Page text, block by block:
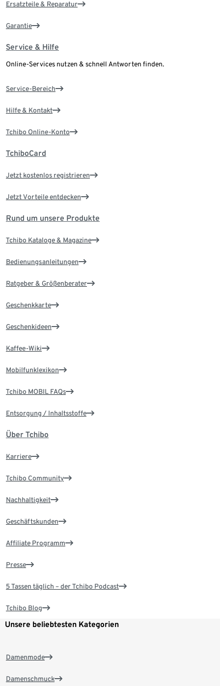
Ersatzteile & Reparatur
Garantie
Service & Hilfe
Online-Services nutzen & schnell Antworten finden.
Service-Bereich
Hilfe & Kontakt
Tchibo Online-Konto
TchiboCard
Jetzt kostenlos registrieren
Jetzt Vorteile entdecken
Rund um unsere Produkte
Tchibo Kataloge & Magazine
Bedienungsanleitungen
Ratgeber & Größenberater
Geschenkkarte
Geschenkideen
Kaffee-Wiki
Mobilfunklexikon
Tchibo MOBIL FAQs
Entsorgung / Inhaltsstoffe
Über Tchibo
Karriere
Tchibo Community
Nachhaltigkeit
Geschäftskunden
Affiliate Programm
Presse
5 Tassen täglich – der Tchibo Podcast
Tchibo Blog
Unsere beliebtesten Kategorien
Damenmode
Damenschmuck